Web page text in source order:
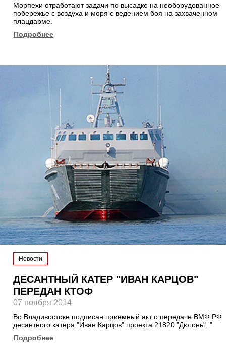
Морпехи отработают задачи по высадке на необорудованное
побережье с воздуха и моря с ведением боя на захваченном
плацдарме.
Подробнее
Новости
ДЕСАНТНЫЙ КАТЕР "ИВАН КАРЦОВ"
ПЕРЕДАН КТОФ
07 ноября 2014
Во Владивостоке подписан приемный акт о передаче ВМФ РФ
десантного катера "Иван Карцов" проекта 21820 "Дюгонь". "
Подробнее